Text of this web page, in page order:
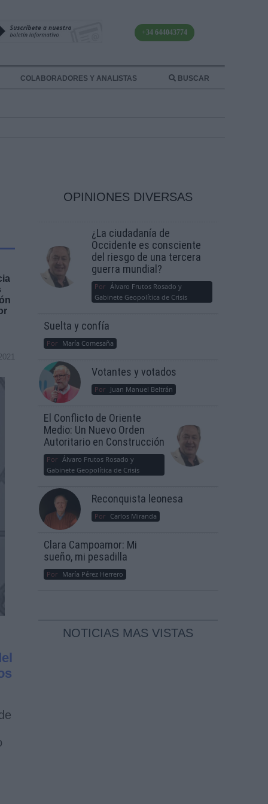
+34 644043774
COLABORADORES Y ANALISTAS BUSCAR
OPINIONES DIVERSAS
¿La ciudadanía de
Occidente es consciente
del riesgo de una tercera
guerra mundial?
Por Álvaro Frutos Rosado y
Gabinete Geopolítica de Crisis
Suelta y confía
Por María Comesaña
Votantes y votados
Por Juan Manuel Beltrán
El Conflicto de Oriente
Medio: Un Nuevo Orden
Autoritario en Construcción
Por Álvaro Frutos Rosado y
Gabinete Geopolítica de Crisis
Reconquista leonesa
Por Carlos Miranda
Clara Campoamor: Mi
sueño, mi pesadilla
Por María Pérez Herrero
NOTICIAS MAS VISTAS